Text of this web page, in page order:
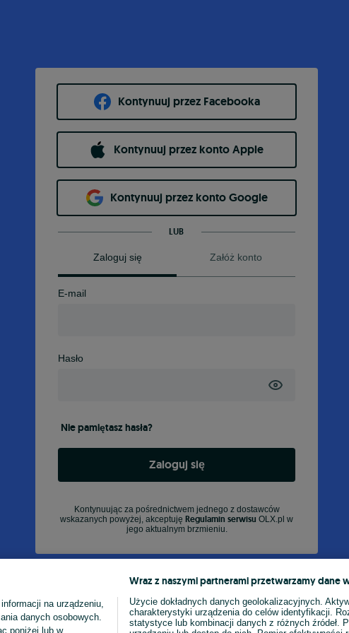
Kontynuuj przez Facebooka
Kontynuuj przez konto Apple
Kontynuuj przez konto Google
LUB
Zaloguj się Załóż konto
E-mail
Hasło
Nie pamiętasz hasła?
Zaloguj się
Kontynuując za pośrednictwem jednego z dostawców
wskazanych powyżej, akceptuję Regulamin serwisu OLX.pl w
jego aktualnym brzmieniu.
na urządzeniu,
danych osobowych.
poniżej lub w
Wraz z naszymi partnerami przetwarzamy dane
Użycie dokładnych danych geolokalizacyjnych.
charakterystyki urządzenia do celów identyfikacji.
statystyce lub kombinacji danych z różnych źródeł.